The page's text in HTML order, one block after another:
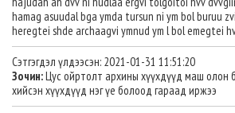
hamag asuudal bga ymda tursun ni ym bol buruu
heregtei shde archaagvi ymnud ym l bol emegtei
Сэтгэгдэл үлдээсэн: 2021-01-31 11:51:20
Зочин:Цус ойртолт архины хүүхдүүд маш олон
хийсэн хүүхдүүд нэг үе болоод гараад иржээ